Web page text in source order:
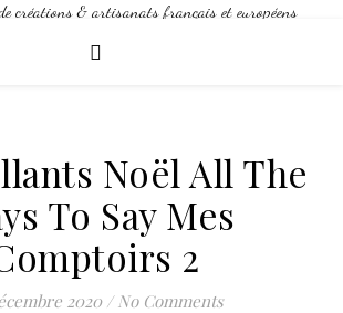
créations & artisanats français et européens
Noël All The
To Say Mes
2
2020 / No Comments